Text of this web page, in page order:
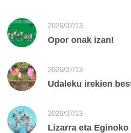
2026/07/13
Opor onak izan!
2026/07/13
Udaleku irekien
2026/07/13
Lizarra eta